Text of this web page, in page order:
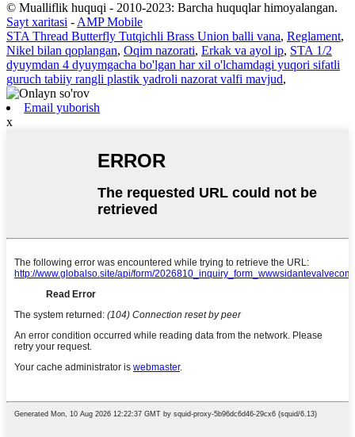
© Mualliflik huquqi - 2010-2023: Barcha huquqlar himoyalangan.
Sayt xaritasi -AMP Mobile
STA Thread Butterfly Tutqichli Brass Union balli vana, Reglament,
Nikel bilan qoplangan, Oqim nazorati, Erkak va ayol ip, STA 1/2
dyuymdan 4 dyuymgacha bo'lgan har xil o'lchamdagi yuqori sifatli
guruch tabiiy rangli plastik yadroli nazorat valfi mavjud,
Email yuborish
x